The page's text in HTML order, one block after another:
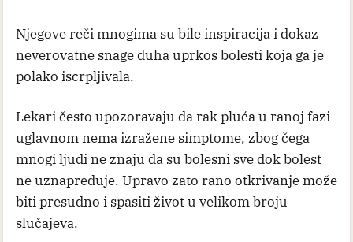
ja, da se ne plaše doktora. Meni je doktor još kao
malom detetu bio ''jao'', od zubara pa nadalje, sve
je bilo strašno. Dobro je da se ide na vreme na